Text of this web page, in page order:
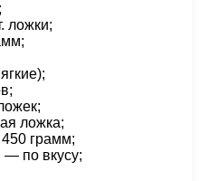
ложки;
ложка;
грамм;
— по вкусу;